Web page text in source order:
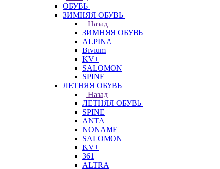
ОБУВЬ
ЗИМНЯЯ ОБУВЬ
Назад
ЗИМНЯЯ ОБУВЬ
ALPINA
Bivium
KV+
SALOMON
SPINE
ЛЕТНЯЯ ОБУВЬ
Назад
ЛЕТНЯЯ ОБУВЬ
SPINE
ANTA
NONAME
SALOMON
KV+
361
ALTRA